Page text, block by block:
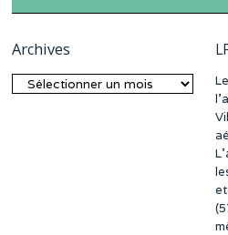
Archives
Archives